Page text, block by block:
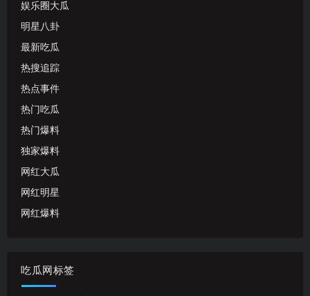
娱乐圈大瓜
明星八卦
最新吃瓜
热搜追踪
热点事件
热门吃瓜
热门爆料
独家爆料
网红大瓜
网红明星
网红爆料
吃瓜网标签